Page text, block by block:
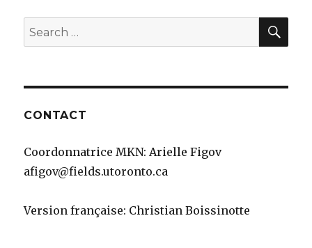
Search
for:
CONTACT
Coordonnatrice MKN: Arielle Figov
afigov@fields.utoronto.ca
Version française: Christian Boissinotte